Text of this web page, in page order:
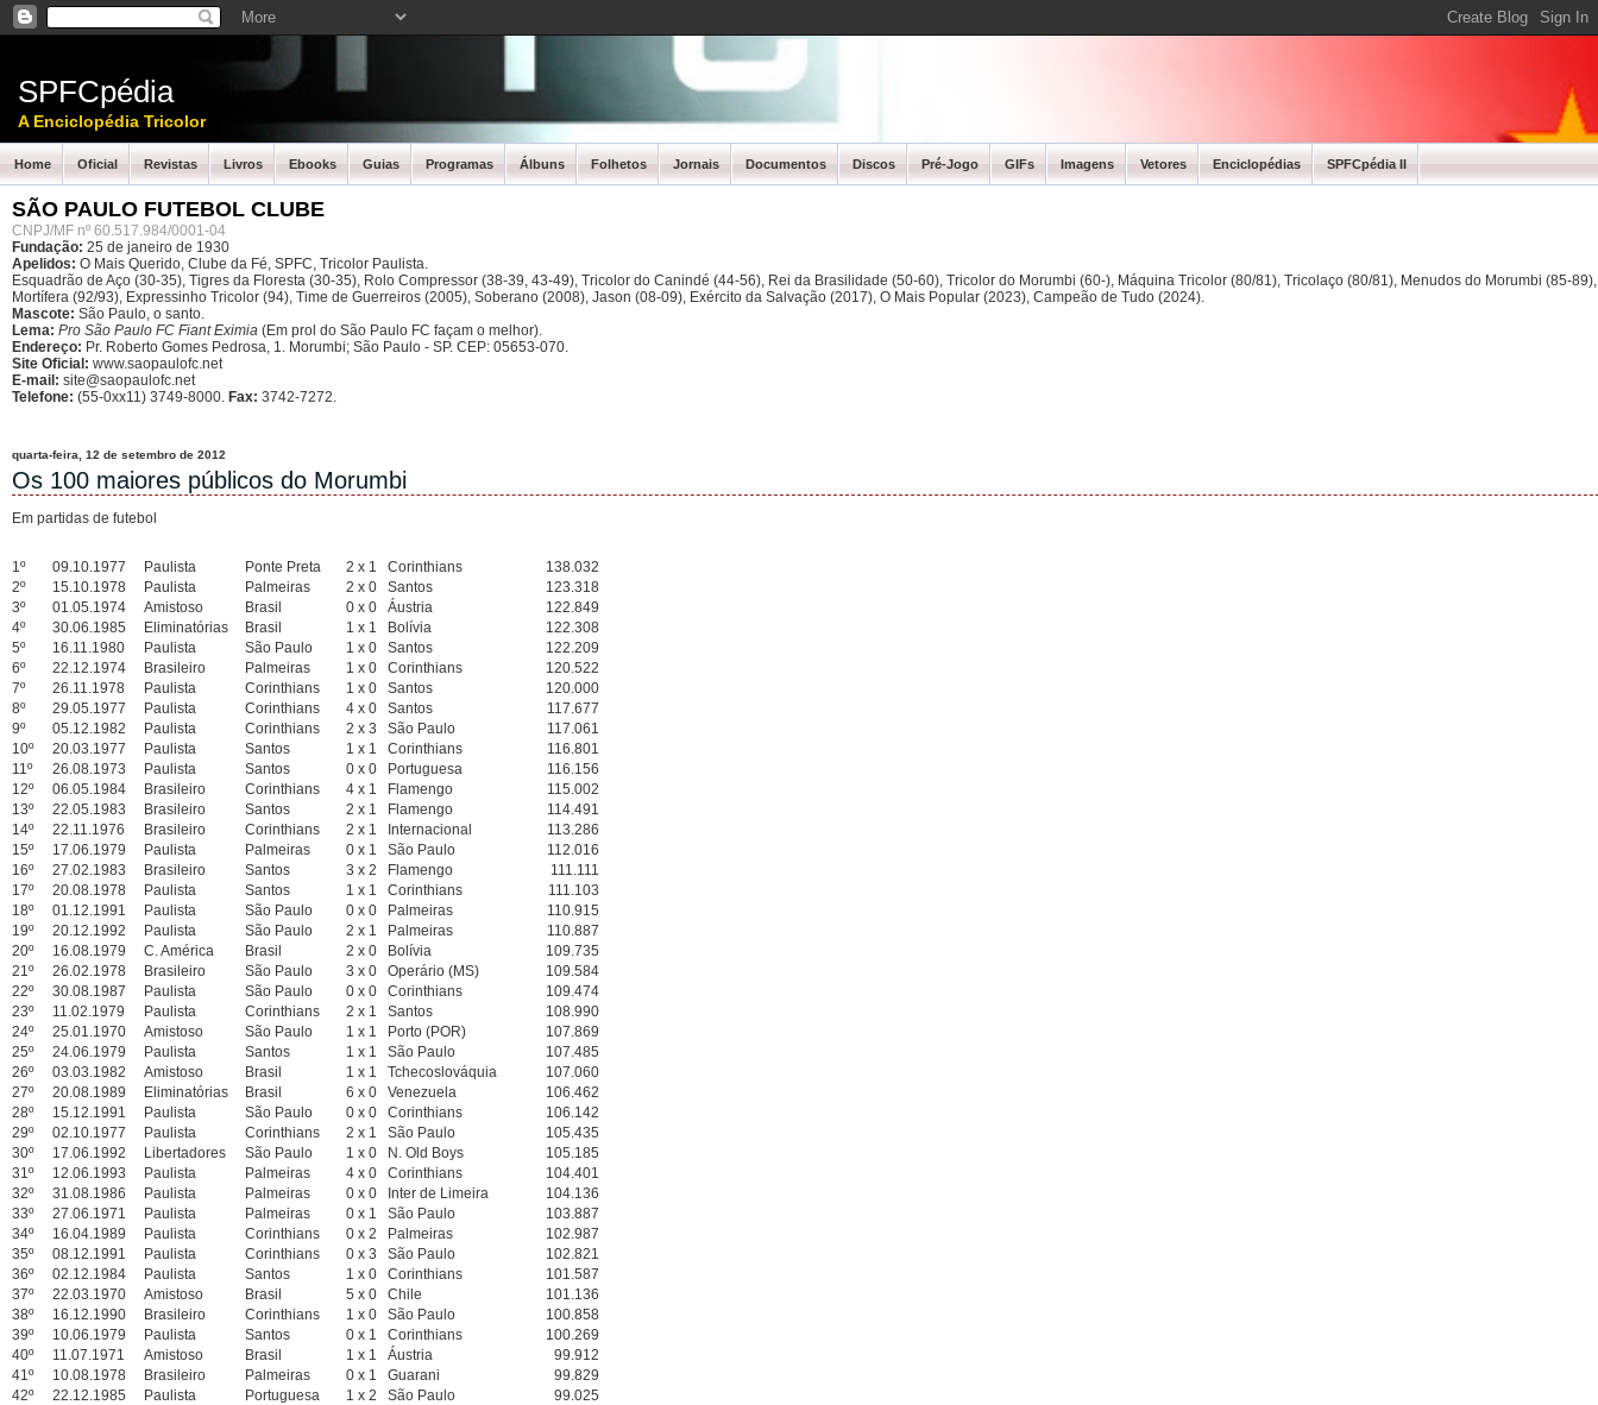
SPFCpédia
A Enciclopédia Tricolor
Home Oficial Revistas Livros Ebooks Guias Programas Álbuns Folhetos Jornais Documentos Discos Pré-Jogo GIFs Imagens Vetores Enciclopédias SPFCpédia II
SÃO PAULO FUTEBOL CLUBE
CNPJ/MF nº 60.517.984/0001-04
Fundação: 25 de janeiro de 1930
Apelidos: O Mais Querido, Clube da Fé, SPFC, Tricolor Paulista.
Esquadrão de Aço (30-35), Tigres da Floresta (30-35), Rolo Compressor (38-39, 43-49), Tricolor do Canindé (44-56), Rei da Brasilidade (50-60), Tricolor do Morumbi (60-), Máquina Tricolor (80/81), Tricolaço (80/81), Menudos do Morumbi (85-
Mortífera (92/93), Expressinho Tricolor (94), Time de Guerreiros (2005), Soberano (2008), Jason (08-09), Exército da Salvação (2017), O Mais Popular (2023), Campeão de Tudo (2024).
Mascote: São Paulo, o santo.
Lema: Pro São Paulo FC Fiant Eximia (Em prol do São Paulo FC façam o melhor).
Endereço: Pr. Roberto Gomes Pedrosa, 1. Morumbi; São Paulo - SP. CEP: 05653-070.
Site Oficial: www.saopaulofc.net
E-mail: site@saopaulofc.net
Telefone: (55-0xx11) 3749-8000. Fax: 3742-7272.
quarta-feira, 12 de setembro de 2012
Os 100 maiores públicos do Morumbi
Em partidas de futebol
1º 09.10.1977 Paulista Ponte Preta 2 x 1 Corinthians
138.032
2º
15.10.1978 Paulista Palmeiras 2 x 0 Santos
123.318
3º
01.05.1974 Amistoso Brasil 0 x 0 Áustria
122.849
4º
30.06.1985 Eliminatórias Brasil 1 x 1 Bolívia
122.308
5º
16.11.1980 Paulista São Paulo 1 x 0 Santos
122.209
6º
22.12.1974 Brasileiro Palmeiras 1 x 0 Corinthians
120.522
7º
26.11.1978 Paulista Corinthians 1 x 0 Santos
120.000
8º
29.05.1977 Paulista Corinthians 4 x 0 Santos
117.677
9º
05.12.1982 Paulista Corinthians 2 x 3 São Paulo
117.061
10º
20.03.1977 Paulista Santos 1 x 1 Corinthians
116.801
11º
26.08.1973 Paulista Santos 0 x 0 Portuguesa
116.156
12º
06.05.1984 Brasileiro Corinthians 4 x 1 Flamengo
115.002
13º
22.05.1983 Brasileiro Santos 2 x 1 Flamengo
114.491
14º
22.11.1976 Brasileiro Corinthians 2 x 1 Internacional
113.286
15º
17.06.1979 Paulista Palmeiras 0 x 1 São Paulo
112.016
16º
27.02.1983 Brasileiro Santos 3 x 2 Flamengo
111.111
17º
20.08.1978 Paulista Santos 1 x 1 Corinthians
111.103
18º
01.12.1991 Paulista São Paulo 0 x 0 Palmeiras
110.915
19º
20.12.1992 Paulista São Paulo 2 x 1 Palmeiras
110.887
20º
16.08.1979 C. América Brasil 2 x 0 Bolívia
109.735
21º
26.02.1978 Brasileiro São Paulo 3 x 0 Operário (MS)
109.584
22º
30.08.1987 Paulista São Paulo 0 x 0 Corinthians
109.474
23º
11.02.1979 Paulista Corinthians 2 x 1 Santos
108.990
24º
25.01.1970 Amistoso São Paulo 1 x 1 Porto (POR)
107.869
25º
24.06.1979 Paulista Santos 1 x 1 São Paulo
107.485
26º
03.03.1982 Amistoso Brasil 1 x 1 Tchecoslováquia
107.060
27º
20.08.1989 Eliminatórias Brasil 6 x 0 Venezuela
106.462
28º
15.12.1991 Paulista São Paulo 0 x 0 Corinthians
106.142
29º
02.10.1977 Paulista Corinthians 2 x 1 São Paulo
105.435
30º
17.06.1992 Libertadores São Paulo 1 x 0 N. Old Boys
105.185
31º
12.06.1993 Paulista Palmeiras 4 x 0 Corinthians
104.401
32º
31.08.1986 Paulista Palmeiras 0 x 0 Inter de Limeira
104.136
33º
27.06.1971 Paulista Palmeiras 0 x 1 São Paulo
103.887
34º
16.04.1989 Paulista Corinthians 0 x 2 Palmeiras
102.987
35º
08.12.1991 Paulista Corinthians 0 x 3 São Paulo
102.821
36º
02.12.1984 Paulista Santos 1 x 0 Corinthians
101.587
37º
22.03.1970 Amistoso Brasil 5 x 0 Chile
101.136
38º
16.12.1990 Brasileiro Corinthians 1 x 0 São Paulo
100.858
39º
10.06.1979 Paulista Santos 0 x 1 Corinthians
100.269
40º
11.07.1971 Amistoso Brasil 1 x 1 Áustria
99.912
41º
10.08.1978 Brasileiro Palmeiras 0 x 1 Guarani
99.829
42º
22.12.1985 Paulista Portuguesa 1 x 2 São Paulo
99.025